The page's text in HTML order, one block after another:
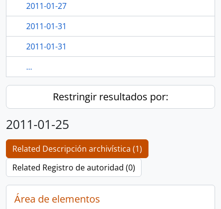
2011-01-27
2011-01-31
2011-01-31
...
Restringir resultados por:
2011-01-25
Related Descripción archivística (1)
Related Registro de autoridad (0)
Área de elementos